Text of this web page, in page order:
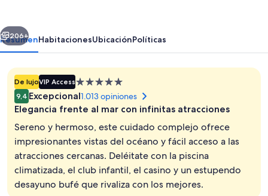
Exterior
Siguiente
206+
ResumenHabitacionesUbicaciónPolíticas
De lujoVIP AccessPropiedad
de
5.0
9,4 Excepcional1.013 opiniones
Elegancia frente al mar con infinitas atracciones
Sereno y hermoso, este cuidado complejo ofrece
impresionantes vistas del océano y fácil acceso a las
atracciones cercanas. Deléitate con la piscina
climatizada, el club infantil, el casino y un estupendo
desayuno bufé que rivaliza con los mejores.